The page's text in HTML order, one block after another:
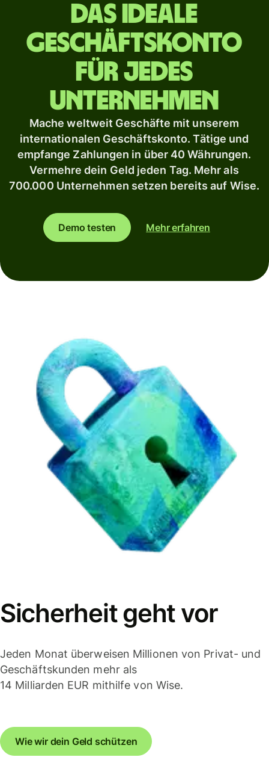
Das ideale
Geschäftskonto
für jedes
Unternehmen
Mache weltweit Geschäfte mit unserem
internationalen Geschäftskonto. Tätige und
empfange Zahlungen in über 40 Währungen.
Vermehre dein Geld jeden Tag. Mehr als
700.000 Unternehmen setzen bereits auf Wise.
Demo testen Mehr erfahren
Sicherheit geht vor
Jeden Monat überweisen Millionen von Privat- und
Geschäftskunden mehr als
14 Milliarden EUR mithilfe von Wise.
Wie wir dein Geld schützen